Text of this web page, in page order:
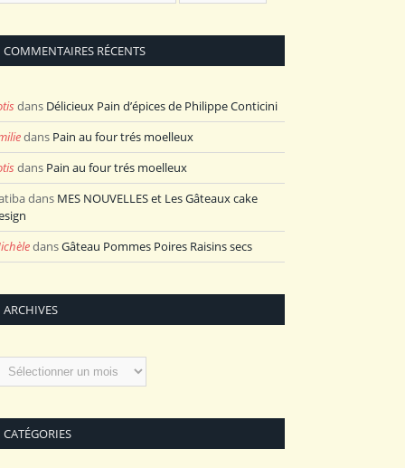
COMMENTAIRES RÉCENTS
dans Délicieux Pain d’épices de Philippe Conticini
dans Pain au four trés moelleux
dans Pain au four trés moelleux
dans MES NOUVELLES et Les Gâteaux cake
dansGâteau Pommes Poires Raisins secs
ARCHIVES
CATÉGORIES